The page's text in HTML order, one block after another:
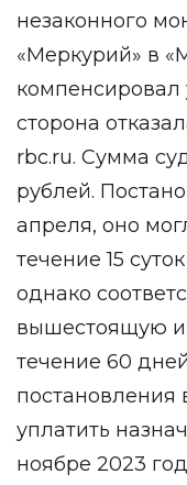
незаконного
«Меркурий» в
сторона
rbc.ru. Сумма
рублей.
апреля, оно
течение 15
однако
вышестоящую
течение 60
уплатить
ноябре 2023